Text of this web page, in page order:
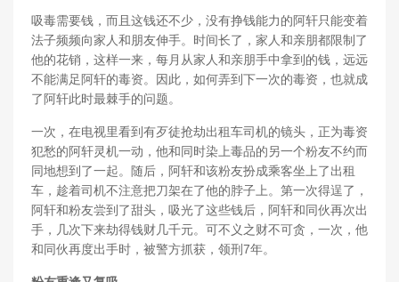
吸毒需要钱，而且这钱还不少，没有挣钱能力的阿轩只能变着
法子频频向家人和朋友伸手。时间长了，家人和亲朋都限制了
他的花销，这样一来，每月从家人和亲朋手中拿到的钱，远远
不能满足阿轩的毒资。因此，如何弄到下一次的毒资，也就成
了阿轩此时最棘手的问题。
一次，在电视里看到有歹徒抢劫出租车司机的镜头，正为毒资
犯愁的阿轩灵机一动，他和同时染上毒品的另一个粉友不约而
同地想到了一起。随后，阿轩和该粉友扮成乘客坐上了出租
车，趁着司机不注意把刀架在了他的脖子上。第一次得逞了，
阿轩和粉友尝到了甜头，吸光了这些钱后，阿轩和同伙再次出
手，几次下来劫得钱财几千元。可不义之财不可贪，一次，他
和同伙再度出手时，被警方抓获，领刑7年。